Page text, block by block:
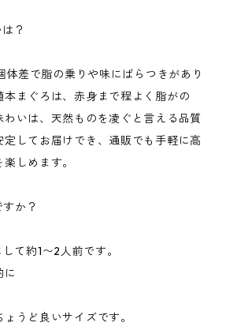
？
体差で脂の乗りや味にばらつきがあり
本まぐろは、赤身まで程よく脂がの
わいは、天然ものを凌ぐと言える品質
定してお届けでき、通販でも手軽に高
しめます。
か？
て約1〜2人前です。
に
うど良いサイズです。